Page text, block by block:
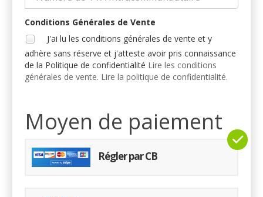
Conditions Générales de Vente
J'ai lu les conditions générales de vente et y
adhère sans réserve et j'atteste avoir pris connaissance
de la Politique de confidentialité Lire les conditions
générales de vente. Lire la politique de confidentialité.
Moyen de paiement
Régler par CB